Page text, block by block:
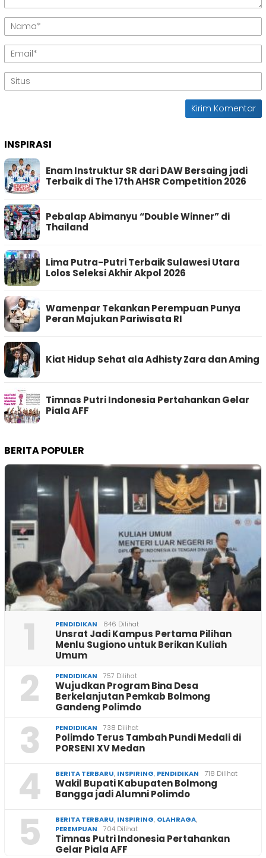
INSPIRASI
Enam Instruktur SR dari DAW Bersaing jadi
Terbaik di The 17th AHSR Competition 2026
Pebalap Abimanyu “Double Winner” di
Thailand
Lima Putra-Putri Terbaik Sulawesi Utara
Lolos Seleksi Akhir Akpol 2026
Wamenpar Tekankan Perempuan Punya
Peran Majukan Pariwisata RI
Kiat Hidup Sehat ala Adhisty Zara dan Aming
Timnas Putri Indonesia Pertahankan Gelar
Piala AFF
BERITA POPULER
1 PENDIDIKAN 846 Dilihat
Unsrat Jadi Kampus Pertama Pilihan
Menlu Sugiono untuk Berikan Kuliah
Umum
2 PENDIDIKAN 757 Dilihat
Wujudkan Program Bina Desa
Berkelanjutan Pemkab Bolmong
Gandeng Polimdo
3 PENDIDIKAN 738 Dilihat
Polimdo Terus Tambah Pundi Medali di
PORSENI XV Medan
4 BERITA TERBARU, INSPIRING, PENDIDIKAN 718 Dilihat
Wakil Bupati Kabupaten Bolmong
Bangga jadi Alumni Polimdo
5 BERITA TERBARU, INSPIRING, OLAHRAGA,
PEREMPUAN
704 Dilihat
Timnas Putri Indonesia Pertahankan
Gelar Piala AFF